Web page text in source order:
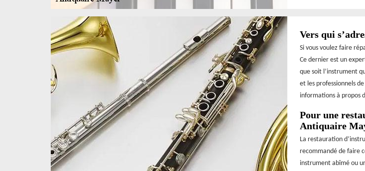
Vers qui
Si vous voulez faire
Ce dernier est un
que soit l’instrument
et les professionnels
informations à propos
Pour une
Antiquaire
La restauration
recommandé de faire
instrument abîmé ou